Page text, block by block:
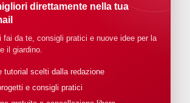
direttamente nella tua
fai da te, consigli pratici e nuove idee per la
il giardino.
tutorial scelti dalla redazione
e consigli pratici